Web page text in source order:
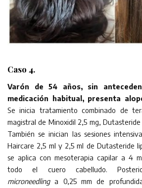
Caso 4.
Varón de 54 años, sin
medicación habitual, presenta
Se inicia tratamiento combinado de
magistral de Minoxidil 2,5 mg,
También se inician las sesiones
Haircare 2,5 ml y 2,5 ml de Dutasteride
se aplica con mesoterapia capilar a 4
todo el cuero cabelludo.
microneedlinga 0,25 mm de